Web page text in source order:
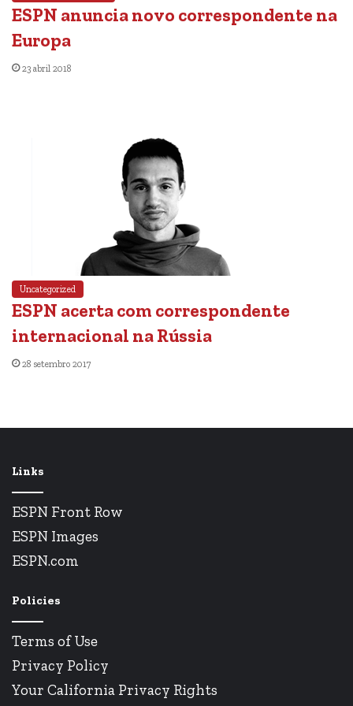
ESPN anuncia novo correspondente na
Europa
23 abril 2018
Uncategorized
ESPN acerta com correspondente
internacional na Rússia
28 setembro 2017
Links
ESPN Front Row
ESPN Images
ESPN.com
Policies
Terms of Use
Privacy Policy
Your California Privacy Rights